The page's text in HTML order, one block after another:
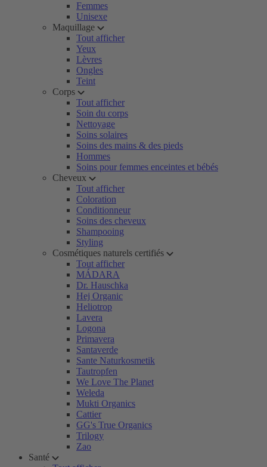
Femmes
Unisexe
Maquillage
Tout afficher
Yeux
Lèvres
Ongles
Teint
Corps
Tout afficher
Soin du corps
Nettoyage
Soins solaires
Soins des mains & des pieds
Hommes
Soins pour femmes enceintes et bébés
Cheveux
Tout afficher
Coloration
Conditionneur
Soins des cheveux
Shampooing
Styling
Cosmétiques naturels certifiés
Tout afficher
MÁDARA
Dr. Hauschka
Hej Organic
Heliotrop
Lavera
Logona
Primavera
Santaverde
Sante Naturkosmetik
Tautropfen
We Love The Planet
Weleda
Mukti Organics
Cattier
GG's True Organics
Trilogy
Zao
Santé